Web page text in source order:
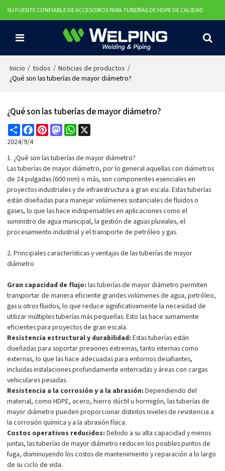
SU FUENTE CONFIABLE DE ACCESORIOS PARA TUBERÍAS DE HDPE DE CALIDAD
Inicio / todos / Noticias de productos /
¿Qué son las tuberías de mayor diámetro?
¿Qué son las tuberías de mayor diámetro?
ShareFacebookPinterestMastodonWhatsApp
2024/9/4
1. ¿Qué son las tuberías de mayor diámetro?
Las tuberías de mayor diámetro, por lo general aquellas con diámetros
de 24 pulgadas (600 mm) o más, son componentes esenciales en
proyectos industriales y de infraestructura a gran escala. Estas tuberías
están diseñadas para manejar volúmenes sustanciales de fluidos o
gases, lo que las hace indispensables en aplicaciones como el
suministro de agua municipal, la gestión de aguas pluviales, el
procesamiento industrial y el transporte de petróleo y gas.
2. Principales características y ventajas de las tuberías de mayor
diámetro
Gran capacidad de flujo: las tuberías de mayor diámetro permiten
transportar de manera eficiente grandes volúmenes de agua, petróleo,
gas u otros fluidos, lo que reduce significativamente la necesidad de
utilizar múltiples tuberías más pequeñas. Esto las hace sumamente
eficientes para proyectos de gran escala.
Resistencia estructural y durabilidad: Estas tuberías están
diseñadas para soportar presiones extremas, tanto internas como
externas, lo que las hace adecuadas para entornos desafiantes,
incluidas instalaciones profundamente enterradas y áreas con cargas
vehiculares pesadas.
Resistencia a la corrosión y a la abrasión: Dependiendo del
material, como HDPE, acero, hierro dúctil u hormigón, las tuberías de
mayor diámetro pueden proporcionar distintos niveles de resistencia a
la corrosión química y a la abrasión física.
Costos operativos reducidos: Debido a su alta capacidad y menos
juntas, las tuberías de mayor diámetro reducen los posibles puntos de
fuga, disminuyendo los costos de mantenimiento y reparación a lo largo
de su ciclo de vida.